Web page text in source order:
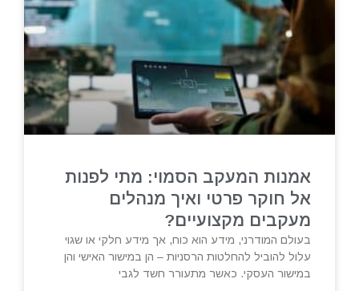
אמנות המעקב הסמוי: מתי לפנות
אל חוקר פרטי ואיך מנהלים
מעקבים מקצועיים?
בעולם המודרני, מידע הוא כוח, אך מידע חלקי או שגוי
עלול להוביל להחלטות הרסניות – הן במישור האישי והן
במישור העסקי. כאשר מתעורר חשד לגבי